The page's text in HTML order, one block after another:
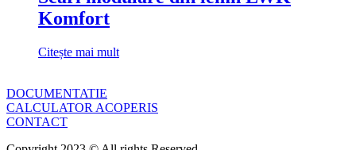
Komfort
Citește mai mult
DOCUMENTATIE
CALCULATOR ACOPERIS
CONTACT